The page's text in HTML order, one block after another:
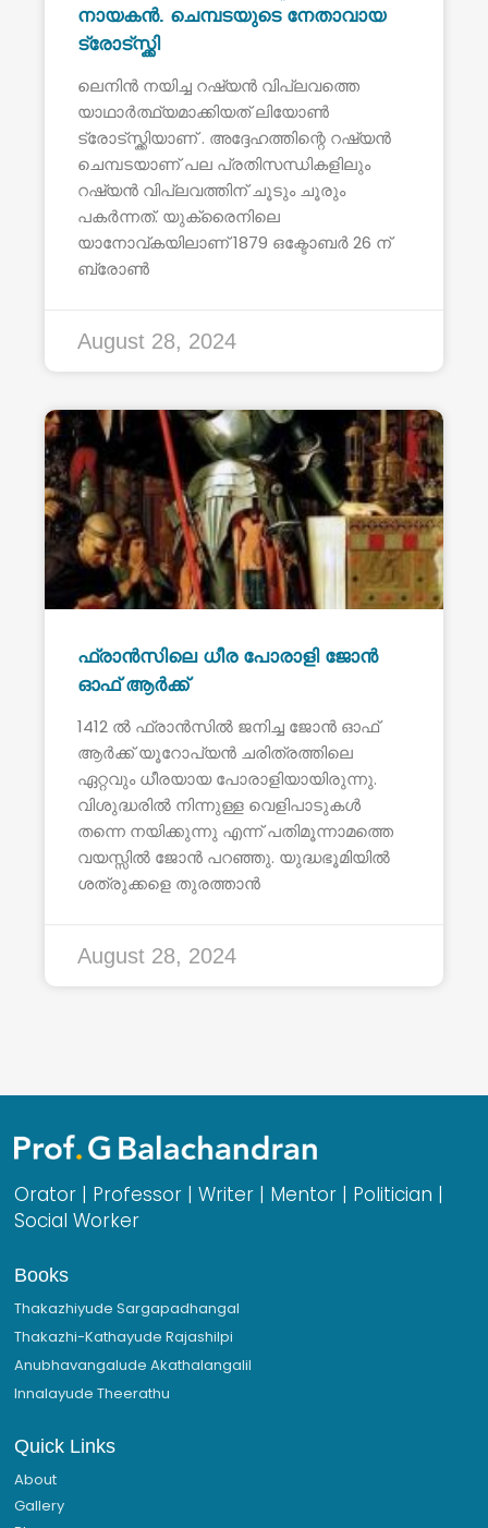
നായകൻ. ചെമ്പടയുടെ നേതാവായ
ട്രോട്സ്ക്കി
ലെനിൻ നയിച്ച റഷ്യൻ വിപ്ലവത്തെ
യാഥാർത്ഥ്യമാക്കിയത് ലിയോൺ
ട്രോട്സ്ക്കിയാണ് . അദ്ദേഹത്തിന്റെ റഷ്യൻ
ചെമ്പടയാണ് പല പ്രതിസന്ധികളിലും
റഷ്യൻ വിപ്ലവത്തിന് ചൂടും ചൂരും
പകർന്നത്. യുക്രൈനിലെ
യാനോവ്കയിലാണ് 1879 ഒക്ടോബർ 26 ന്
ബ്രോൺ
August 28, 2024
ഫ്രാൻസിലെ ധീര പോരാളി ജോൻ
ഓഫ് ആർക്ക്
1412 ൽ ഫ്രാൻസിൽ ജനിച്ച ജോൻ ഓഫ്
ആർക്ക് യൂറോപ്യൻ ചരിത്രത്തിലെ
ഏറ്റവും ധീരയായ പോരാളിയായിരുന്നു.
വിശുദ്ധരിൽ നിന്നുള്ള വെളിപാടുകൾ
തന്നെ നയിക്കുന്നു എന്ന് പതിമൂന്നാമത്തെ
വയസ്സിൽ ജോൻ പറഞ്ഞു. യുദ്ധഭൂമിയിൽ
ശത്രുക്കളെ തുരത്താൻ
August 28, 2024
Orator | Professor | Writer | Mentor | Politician |
Social Worker
Books
Thakazhiyude Sargapadhangal
Thakazhi-Kathayude Rajashilpi
Anubhavangalude Akathalangalil
Innalayude Theerathu
Quick Links
About
Gallery